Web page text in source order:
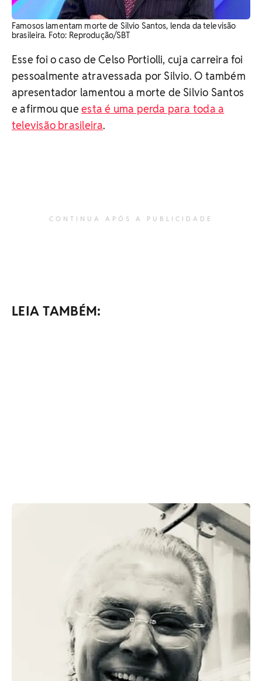
Famosos lamentam morte de Silvio Santos, lenda da televisão
brasileira. Foto: Reprodução/SBT
Esse foi o caso de Celso Portiolli, cuja carreira foi
pessoalmente atravessada por Silvio. O também
apresentador lamentou a morte de Silvio Santos
e afirmou queesta é uma perda para toda a
televisão brasileira.
CONTINUA APÓS A PUBLICIDADE
LEIA TAMBÉM: